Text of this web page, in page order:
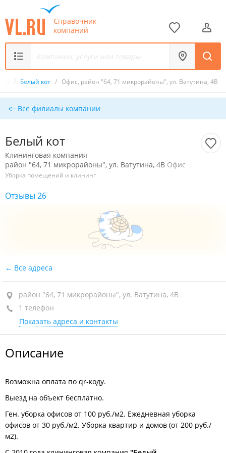
Справочник
компаний
/ Белый кот / Офис, район "64, 71 микрорайоны", ул. Ватутина, 4В
Все филиалы компании
Белый кот
Клининговая компания
район "64, 71 микрорайоны", ул. Ватутина, 4В Офис
Уборка помещений и клининг
Отзывы 26
Все адреса
район "64, 71 микрорайоны", ул. Ватутина, 4В
1 телефон
Показать адреса и контакты
Описание
Возможна оплата по qr-коду.
Выезд на объект бесплатно.
Ген. уборка офисов от 100 руб./м2. Ежедневная уборка
офисов от 30 руб./м2. Уборка квартир и домов (от 200 руб./
м2).